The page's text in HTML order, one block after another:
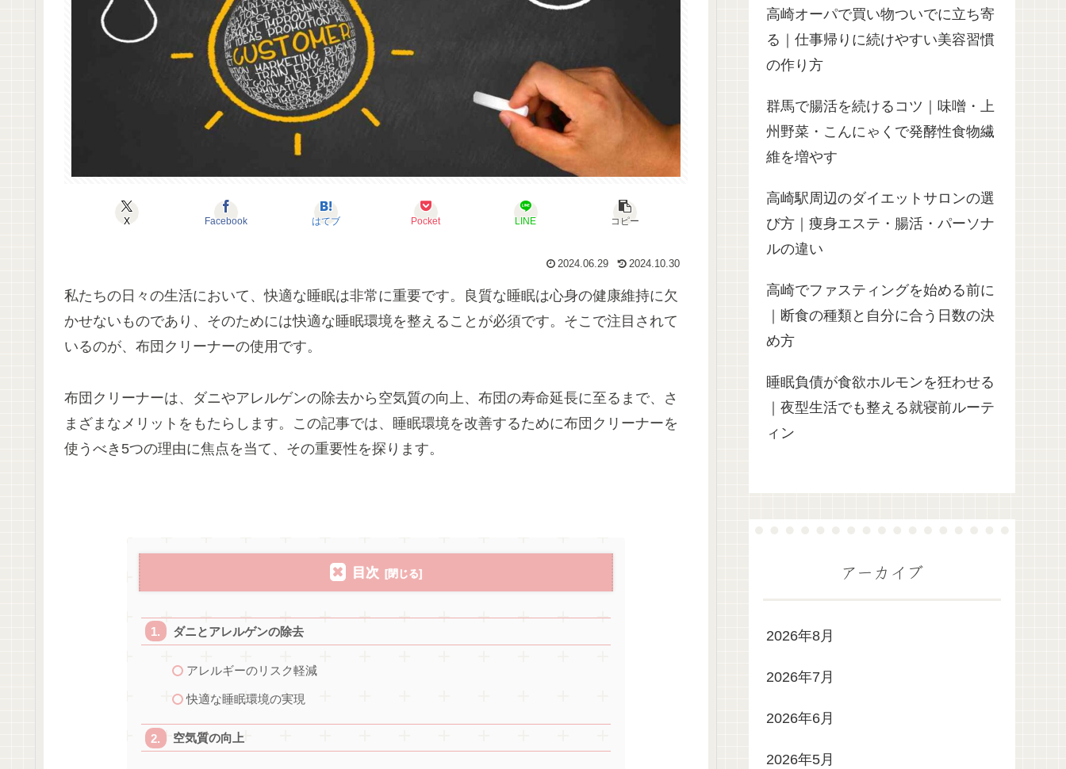
X Facebook はてブ Pocket LINE コピー
2024.06.29 2024.10.30
私たちの日々の生活において、快適な睡眠は非常に重要です。良質な睡眠は心身の健康維持に欠
かせないものであり、そのためには快適な睡眠環境を整えることが必須です。そこで注目されて
いるのが、布団クリーナーの使用です。
布団クリーナーは、ダニやアレルゲンの除去から空気質の向上、布団の寿命延長に至るまで、さ
まざまなメリットをもたらします。この記事では、睡眠環境を改善するために布団クリーナーを
使うべき5つの理由に焦点を当て、その重要性を探ります。
目次
ダニとアレルゲンの除去
アレルギーのリスク軽減
快適な睡眠環境の実現
空気質の向上
高崎オーパで買い物ついでに立ち寄
る｜仕事帰りに続けやすい美容習慣
の作り方
群馬で腸活を続けるコツ｜味噌・上
州野菜・こんにゃくで発酵性食物繊
維を増やす
高崎駅周辺のダイエットサロンの選
び方｜痩身エステ・腸活・パーソナ
ルの違い
高崎でファスティングを始める前に
｜断食の種類と自分に合う日数の決
め方
睡眠負債が食欲ホルモンを狂わせる
｜夜型生活でも整える就寝前ルーテ
ィン
アーカイブ
2026年8月
2026年7月
2026年6月
2026年5月